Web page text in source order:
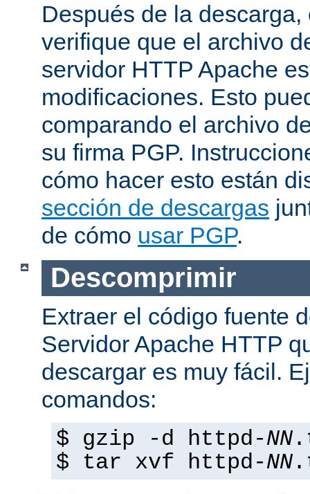
Después de la
verifique que el archivo
servidor HTTP Apache
modificaciones. Esto
comparando el archivo
su firma PGP.
cómo hacer esto están
sección de descargas
de cómo usar PGP.
Descomprimir
Extraer el código fuente
Servidor Apache HTTP
descargar es muy fácil.
comandos:
$ gzip -d httpd-NN
$ tar xvf httpd-NN